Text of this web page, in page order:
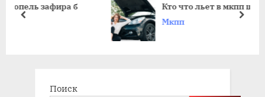
s
б Кто что льет в мкпп шевроле лачетти
Мкпп
prev next
Поиск